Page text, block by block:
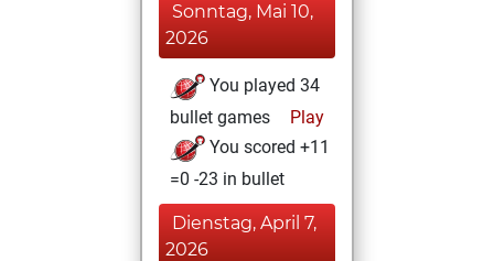
Sonntag, Mai 10,
2026
You played 34
bullet games
Play
You scored +11
=0 -23 in bullet
Dienstag, April 7,
2026